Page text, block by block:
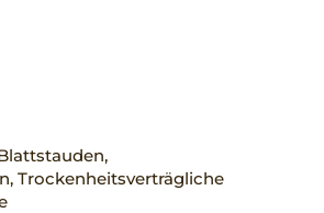
Trockenheitsverträgliche